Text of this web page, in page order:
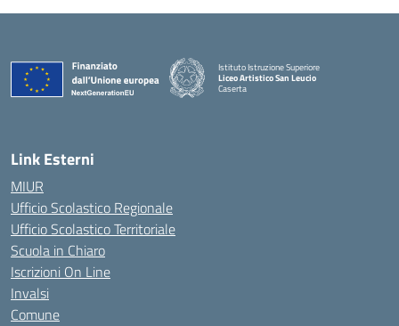
Istituto Istruzione Superiore
Liceo Artistico San Leucio
Caserta
Link Esterni
MIUR
Ufficio Scolastico Regionale
Ufficio Scolastico Territoriale
Scuola in Chiaro
Iscrizioni On Line
Invalsi
Comune